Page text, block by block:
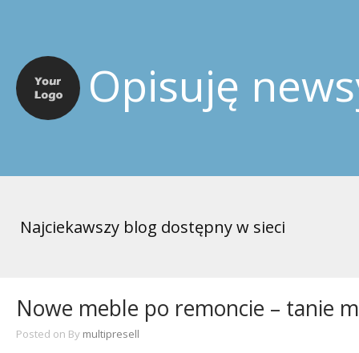
Opisuję
Najciekawszy blog dostępny w sieci
Nowe meble po remoncie – tanie
Posted on By multipresell